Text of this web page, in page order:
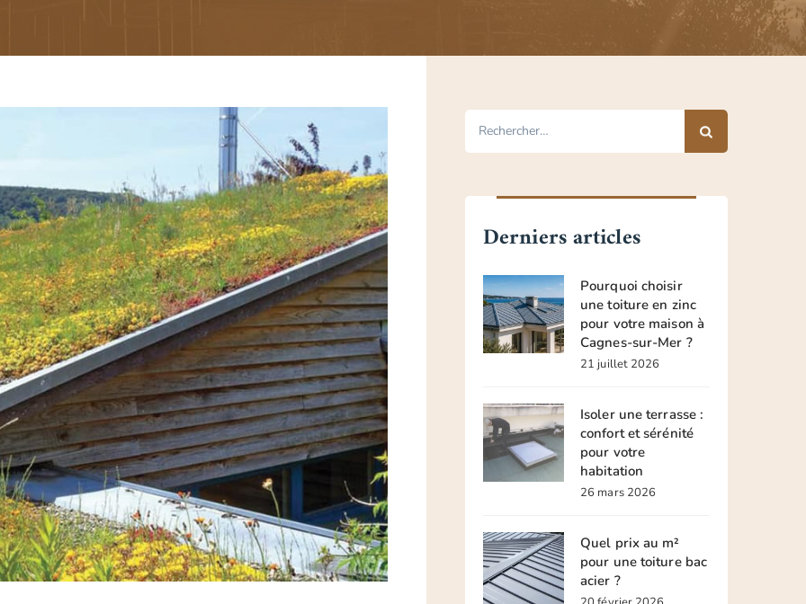
Derniers articles
Pourquoi choisir
une toiture en zinc
pour votre maison à
Cagnes-sur-Mer ?
21 juillet 2026
Isoler une terrasse :
confort et sérénité
pour votre
habitation
26 mars 2026
Quel prix au m²
pour une toiture bac
acier ?